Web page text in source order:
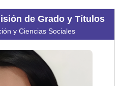
de Grado y Títulos
y Ciencias Sociales